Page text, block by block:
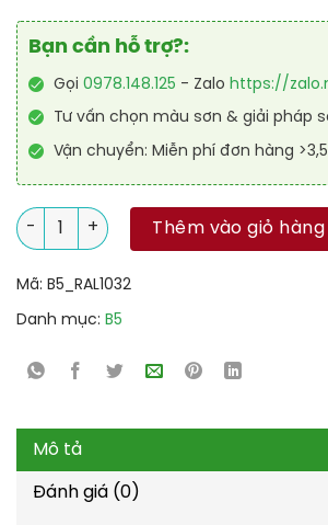
Bạn cần hỗ trợ?:
Gọi 0978.148.125 - Zalo https://
Tư vấn chọn màu sơn & giải pháp
Vận chuyển: Miễn phí đơn hàng
Sơn sàn Epoxy tự san RAFLOOR GUARD
Thêm vào giỏ hàng
Mã: B5_RAL1032
Danh mục: B5
Mô tả
Đánh giá (0)